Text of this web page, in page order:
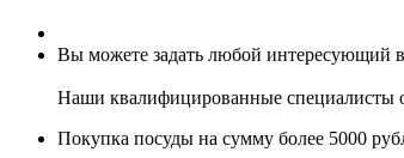
Вы можете задать любой интересующий
Наши квалифицированные специалисты
Покупка посуды на сумму более 5000